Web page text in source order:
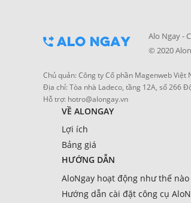
Alo Ngay -
© 2020
Chủ quản: Công ty Cổ phần Magenweb
Địa chỉ: Tòa nhà Ladeco, tầng 12A, số 266
Hỗ trợ: hotro@alongay.vn
VỀ ALONGAY
Lợi ích
Bảng giá
HƯỚNG DẪN
AloNgay hoạt động như thế nào
Hướng dẫn cài đặt công cụ